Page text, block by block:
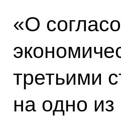
«О
третьими
на одно из